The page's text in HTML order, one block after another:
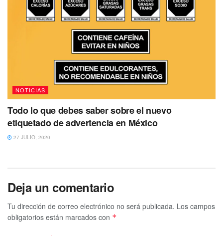
NOTICIAS
Todo lo que debes saber sobre el nuevo
etiquetado de advertencia en México
27 JULIO, 2020
Deja un comentario
Tu dirección de correo electrónico no será publicada. Los campos
obligatorios están marcados con *